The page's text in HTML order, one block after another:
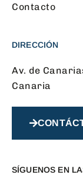
Contacto
DIRECCIÓN
Av. de
Canaria
SÍGUENOS EN